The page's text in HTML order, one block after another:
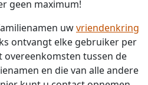
geen maximum!
uwvriendenkring
ontvangt elke gebruiker per
overeenkomsten tussen de
en die van alle andere